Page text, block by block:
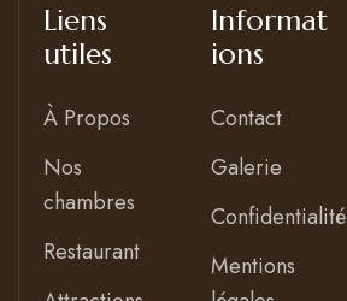
Liens
utiles
À Propos
Nos
chambres
Restaurant
Informat
ions
Contact
Galerie
Confidentialité
Mentions